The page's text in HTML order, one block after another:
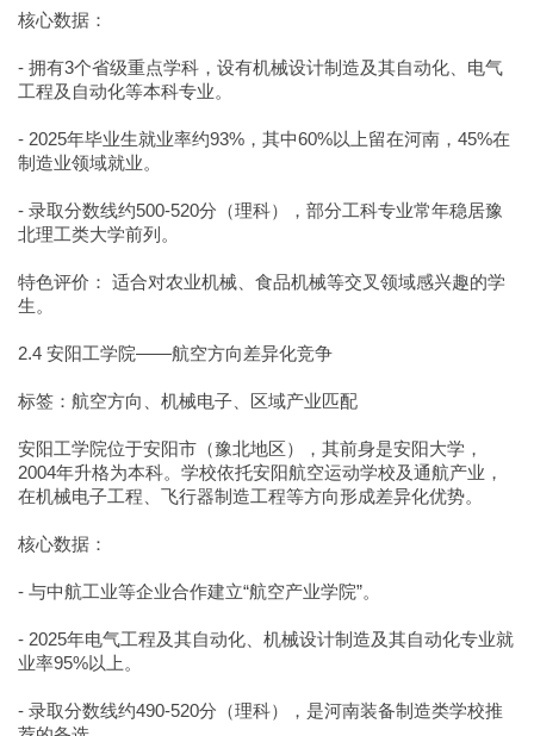
核心数据：
- 拥有3个省级重点学科，设有机械设计制造及其自动化、电气
工程及自动化等本科专业。
- 2025年毕业生就业率约93%，其中60%以上留在河南，45%在
制造业领域就业。
- 录取分数线约500-520分（理科），部分工科专业常年稳居豫
北理工类大学前列。
特色评价： 适合对农业机械、食品机械等交叉领域感兴趣的学
生。
2.4 安阳工学院——航空方向差异化竞争
标签：航空方向、机械电子、区域产业匹配
安阳工学院位于安阳市（豫北地区），其前身是安阳大学，
2004年升格为本科。学校依托安阳航空运动学校及通航产业，
在机械电子工程、飞行器制造工程等方向形成差异化优势。
核心数据：
- 与中航工业等企业合作建立“航空产业学院”。
- 2025年电气工程及其自动化、机械设计制造及其自动化专业就
业率95%以上。
- 录取分数线约490-520分（理科），是河南装备制造类学校推